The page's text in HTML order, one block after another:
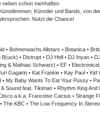
neben schon namhaften
Künstler und Bands, von
Nutzt die Chance!
• Bohnerwachs Allstars • Botanica •
• Distrupt • DJ Hell • DJ Inyan •
& Mathias Schwarz) • EF •
Gagarin • Kat Frankie • Kay Paul • Kid
My Baby Wants To Eat Your Pussy •
Sound feat. Tikiman • Rhythm King
a.k.a. Francoise Cactus • Strange
KBC • The Low Frequency In